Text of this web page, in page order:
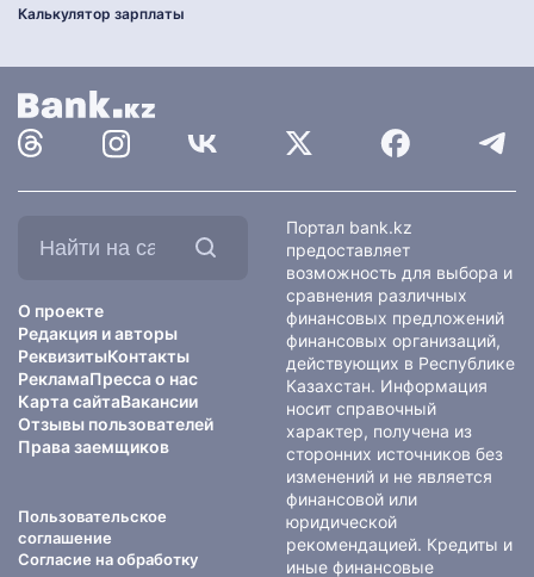
Калькулятор зарплаты
О проекте
Редакция и авторы
РеквизитыКонтакты
РекламаПресса о нас
Карта сайтаВакансии
Отзывы пользователей
Права заемщиков
Пользовательское
соглашение
Согласие на обработку
Портал bank.kz
предоставляет
возможность для выбора и
сравнения различных
финансовых предложений
финансовых организаций,
действующих в Республике
Казахстан. Информация
носит справочный
характер, получена из
сторонних источников без
изменений и не является
финансовой или
юридической
рекомендацией. Кредиты и
иные финансовые